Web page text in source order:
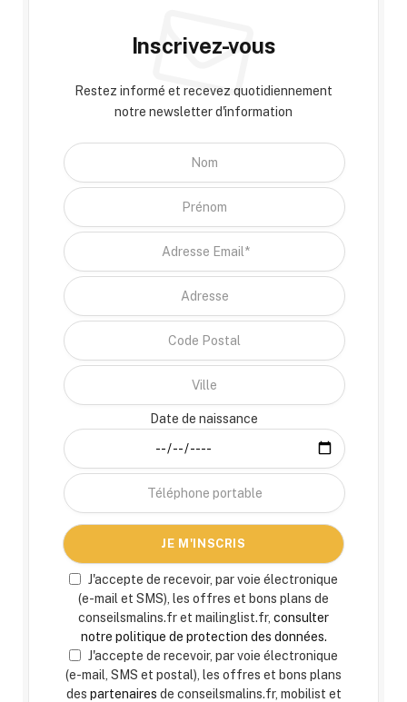
Inscrivez-vous
Restez informé et recevez quotidiennement
notre newsletter d'information
Date de naissance
J'accepte de recevoir, par voie électronique
(e-mail et SMS), les offres et bons plans de
conseilsmalins.fr et mailinglist.fr, consulter
notre politique de protection des données.
J'accepte de recevoir, par voie électronique
(e-mail, SMS et postal), les offres et bons plans
des partenaires de conseilsmalins.fr, mobilist et